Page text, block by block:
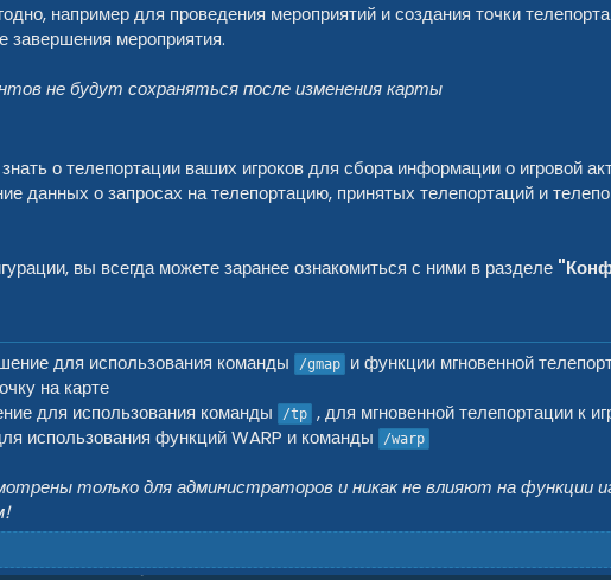
например для проведения мероприятий и создания точки
мероприятия.
не будут сохраняться после изменения карты
о телепортации ваших игроков для сбора информации о игровой
данных о запросах на телепортацию, принятых телепортаций и
вы всегда можете заранее ознакомиться с ними в разделе
для использования команды /gmap и функции мгновенной
на карте
для использования команды /tp , для мгновенной телепортации к
использования функций WARP и команды /warp
только для администраторов и никак не влияют на функции